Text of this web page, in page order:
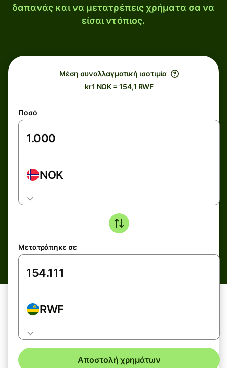
δαπανάς και να μετατρέπεις χρήματα σα να
είσαι ντόπιος.
Μέση συναλλαγματική ισοτιμία
kr1 NOK = 154,1 RWF
Ποσό
NOK
Μετατράπηκε σε
RWF
Αποστολή χρημάτων